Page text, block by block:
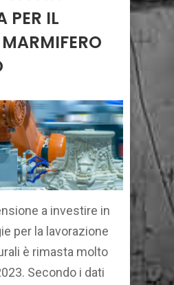
PER IL
a investire in
per la lavorazione
è rimasta molto
Secondo i dati